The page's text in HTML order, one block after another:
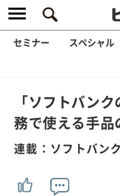
セミナー スペシャル
「ソフトバン
務で使える手品
連載：ソフトバン